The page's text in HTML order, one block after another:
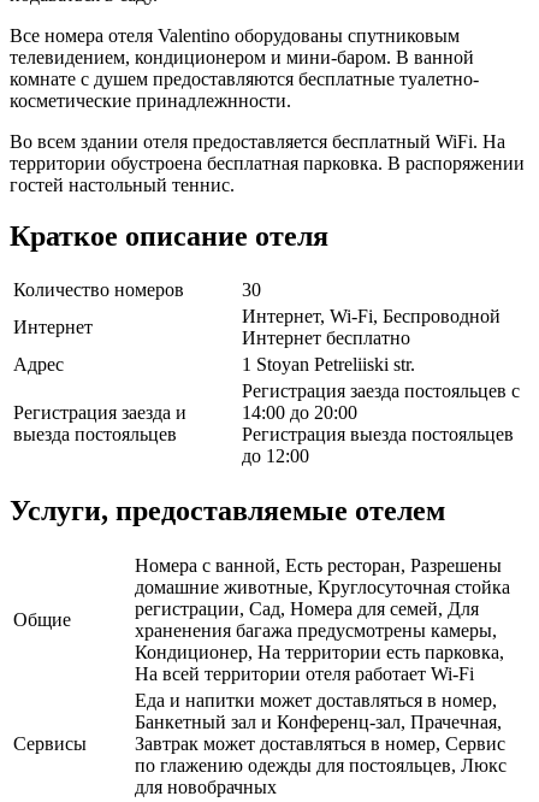
Все номера отеля Valentino оборудованы спутниковым
телевидением, кондиционером и мини-баром. В ванной
комнате с душем предоставляются бесплатные туалетно-
косметические принадлежнности.
Во всем здании отеля предоставляется бесплатный WiFi. На
территории обустроена бесплатная парковка. В распоряжении
гостей настольный теннис.
Краткое описание отеля
Количество номеров
30
Интернет
Интернет, Wi-Fi, Беспроводной
Интернет бесплатно
Адрес
1 Stoyan Petreliiski str.
Регистрация заезда и
выезда постояльцев
Регистрация заезда постояльцев с
14:00 до 20:00
Регистрация выезда постояльцев
до 12:00
Услуги, предоставляемые отелем
Общие
Номера с ванной, Есть ресторан, Разрешены
домашние животные, Круглосуточная стойка
регистрации, Сад, Номера для семей, Для
храненения багажа предусмотрены камеры,
Кондиционер, На территории есть парковка,
На всей территории отеля работает Wi-Fi
Сервисы
Еда и напитки может доставляться в номер,
Банкетный зал и Конференц-зал, Прачечная,
Завтрак может доставляться в номер, Сервис
по глажению одежды для постояльцев, Люкс
для новобрачных